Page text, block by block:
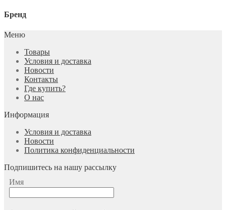
Бренд
Меню
Товары
Условия и доставка
Новости
Контакты
Где купить?
О нас
Информация
Условия и доставка
Новости
Политика конфиденциальности
Подпишитесь на нашу рассылку
Имя